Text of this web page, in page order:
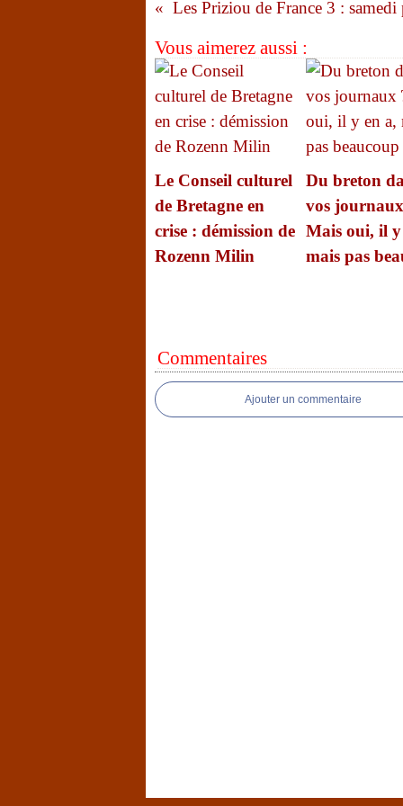
Vous aimerez aussi :
Le Conseil culturel
de Bretagne en
crise : démission de
Rozenn Milin
Du breton
vos
Mais oui, il y
mais pas
Commentaires
Ajouter un commentaire